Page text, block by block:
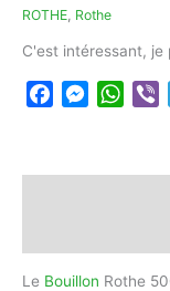
ROTHE, Rothe
C'est intéressant, je
Facebook
Le Bouillon Rothe